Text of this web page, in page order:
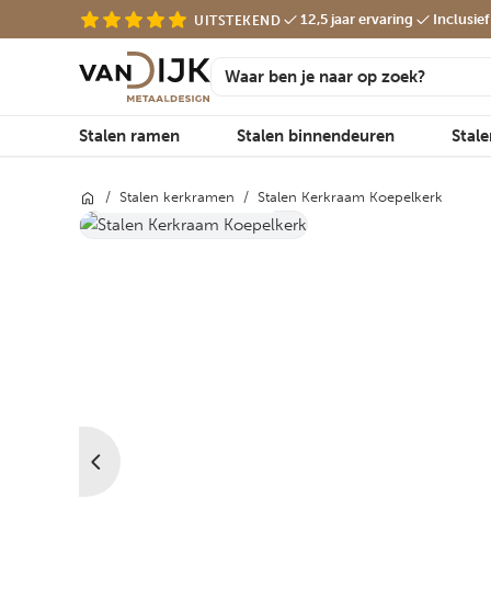
UITSTEKEND 12,5 jaar ervaring
Stalen ramen Stalen binnendeuren
/ Stalen kerkramen / Stalen Kerkraam Koepelkerk
Van Dijk Rond Profiel®